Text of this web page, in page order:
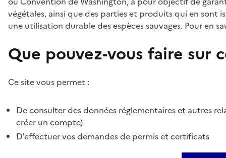
végétales, ainsi que des parties et produits qui en sont
une utilisation durable des espèces sauvages. Pour en
Que pouvez-vous faire sur
Ce site vous permet :
De consulter des données réglementaires et autres
créer un compte)
D'effectuer vos demandes de permis et certificats